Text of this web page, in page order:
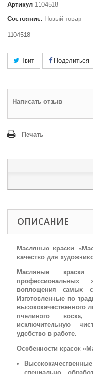
Артикул 1104518
Состояние: Новый товар
1104518
Твит Поделиться
Написать отзыв
Печать
ОПИСАНИЕ
Масляные краски
качество для
Масляные
профессиональных
воплощения самых
Изготовленные по
высококачественного
пчелиного воска,
исключительную
удобство в работе.
Особенности красок
специально